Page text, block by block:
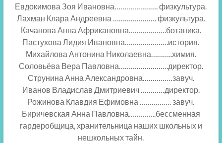
Евдокимова Зоя Ивановна…………………. физкультура.
Лахман Клара Андреевна …………………. физкультура.
Качанова Анна Африкановна……………….ботаника.
Пастухова Лидия Ивановна………………….история.
Михайлова Антонина Николаевна………..химия.
Соловьёва Вера Павловна…………………….директор.
Струнина Анна Александровна……………завуч.
Иванов Владислав Дмитриевич …………директор.
Рожинова Клавдия Ефимовна ……………. завуч.
Биричевская Анна Павловна…………..бессменная
гардеробщица, хранительница наших школьных и
нешкольных тайн.